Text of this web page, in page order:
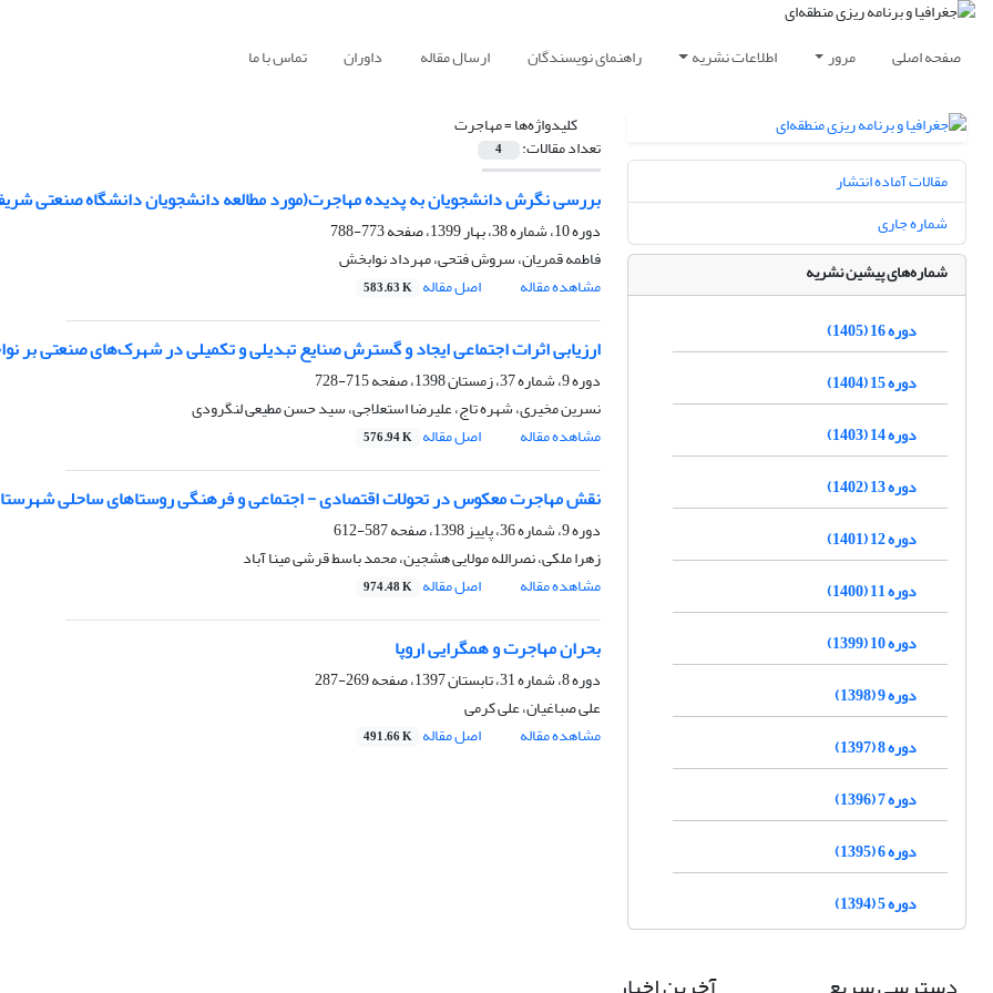
صفحه اصلی مرور اطلاعات نشریه راهنمای نویسندگان ارسال مقاله داوران تماس با ما
کلیدواژه‌ها =مهاجرت
تعداد مقالات: 4
بررسی نگرش دانشجویان به پدیده مهاجرت(مورد مطالعه دانشجویان دانشگاه صنعتی
دوره 10، شماره 38، بهار 1399، صفحه
773-788
فاطمه قمریان، سروش فتحی، مهرداد نوابخش
مشاهده مقاله
اصل مقاله 583.63 K
ارزیابی اثرات اجتماعی ایجاد و گسترش صنایع تبدیلی و تکمیلی در شهرک‌های صنعتی
دوره 9، شماره 37، زمستان 1398، صفحه
715-728
نسرین مخیری، شهره تاج، علیرضا استعلاجی، سید حسن مطیعی لنگرودی
مشاهده مقاله
اصل مقاله 576.94 K
نقش مهاجرت معکوس در تحولات اقتصادی - اجتماعی و فرهنگی روستاهای ساحلی
دوره 9، شماره 36، پاییز 1398، صفحه
587-612
زهرا ملکی، نصرالله مولایی هشجین، محمد باسط قرشی مینا آباد
مشاهده مقاله
اصل مقاله 974.48 K
بحران مهاجرت و همگرایی اروپا
دوره 8، شماره 31، تابستان 1397، صفحه
269-287
علی صباغیان، علی کرمی
مشاهده مقاله
اصل مقاله 491.66 K
مقالات آماده انتشار
شماره جاری
شماره‌های پیشین نشریه
دوره 16 (1405)
دوره 15 (1404)
دوره 14 (1403)
دوره 13 (1402)
دوره 12 (1401)
دوره 11 (1400)
دوره 10 (1399)
دوره 9 (1398)
دوره 8 (1397)
دوره 7 (1396)
دوره 6 (1395)
دوره 5 (1394)